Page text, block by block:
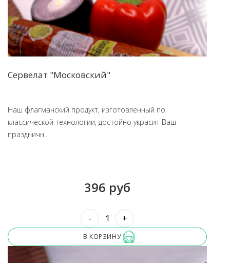
Сервелат "Московский"
Наш флагманский продукт, изготовленный по
классической технологии, достойно украсит Ваш
праздничн...
396 руб
- +
В КОРЗИНУ